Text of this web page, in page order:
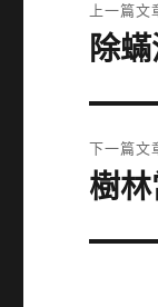
章
上一篇文
上
篇
文
章:
除
下一篇文
下
篇
樹